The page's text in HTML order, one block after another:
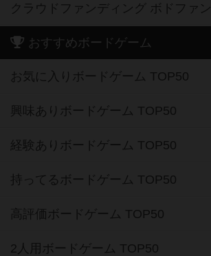
クラウドファンディング ボドファン
おすすめボードゲーム
お気に入りボードゲーム TOP50
興味ありボードゲーム TOP50
経験ありボードゲーム TOP50
持ってるボードゲーム TOP50
高評価ボードゲーム TOP50
2人用ボードゲーム TOP50